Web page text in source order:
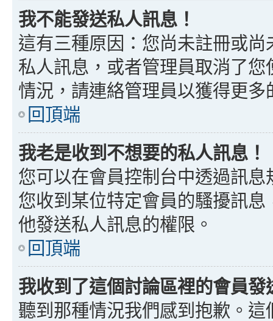
我不能發送私人訊息！
這有三種原因：您尚未註冊或
私人訊息，或者管理員取消了
情況，請連絡管理員以獲得更多
回頂端
我老是收到不想要的私人訊息！
您可以在會員控制台中透過訊
您收到某位特定會員的騷擾訊
他發送私人訊息的權限。
回頂端
我收到了這個討論區裡的會員
聽到那種情況我們感到抱歉。